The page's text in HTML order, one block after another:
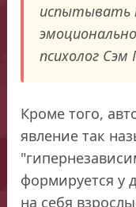
испытывать
психолог
Кроме того,
явление так
формируется у
на себя